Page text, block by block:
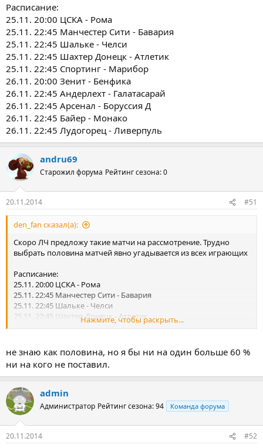
Расписание:
25.11. 20:00 ЦСКА - Рома
25.11. 22:45 Манчестер Сити - Бавария
25.11. 22:45 Шальке - Челси
25.11. 22:45 Шахтер Донецк - Атлетик
25.11. 22:45 Спортинг - Марибор
26.11. 20:00 Зенит - Бенфика
26.11. 22:45 Андерлехт - Галатасарай
26.11. 22:45 Арсенал - Боруссия Д
26.11. 22:45 Байер - Монако
26.11. 22:45 Лудогорец - Ливерпуль
andru69
Старожил форума Рейтинг сезона: 0
20.11.2014 #51
den_fan сказал(а):
Скоро ЛЧ предложу такие матчи на рассмотрение. Трудно
выбрать половина матчей явно угадывается из всех играющих
Расписание:
25.11. 20:00 ЦСКА - Рома
25.11. 22:45 Манчестер Сити - Бавария
25.11. 22:45 Шальке - Челси
25.11. 22:45 Шахтер Донецк - Атлетик
25.11. 22:45 Спортинг - Марибор
26.11. 22:45 Андерлехт - Галатасарай
26.11. 22:45 Арсенал - Боруссия Д
26.11. 22:45 Байер - Монако
26.11. 22:45 Лудогорец - Ливерпуль
Нажмите, чтобы раскрыть...
не знаю как половина, но я бы ни на один больше 60 %
ни на кого не поставил.
admin
Администратор Рейтинг сезона: 94 Команда форума
20.11.2014 #52